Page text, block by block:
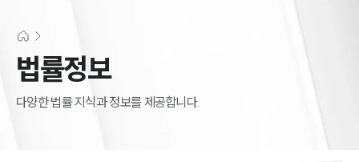
법률정보
다양한 법률 지식과 정보를 제공합니다.